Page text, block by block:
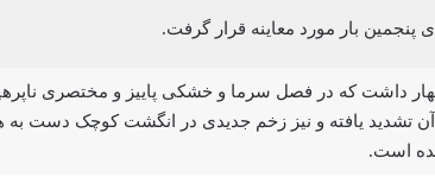
پنجمین بار مورد معاینه قرار گرفت.
داشت که در فصل سرما و خشکی پاییز و مختصری
تشدید یافته و نیز زخم جدیدی در انگشت کوچک دست به
است.